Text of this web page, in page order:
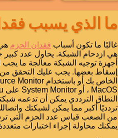
ما الذي يسبب
غالبًا ما تكون أسباب فقدان الحزم
هي ازدحام الشبكة. يحاول عدد
أجهزة توجيه الشبكة معالجة ما يجب
إسقاط بعضها. يجب عليك التحقق من
النطاق الترددي يمكن أن تدعمه
تردديًا أكبر مما يمكن لشبكتك
يمكنك محاولة إجراء اختبارات